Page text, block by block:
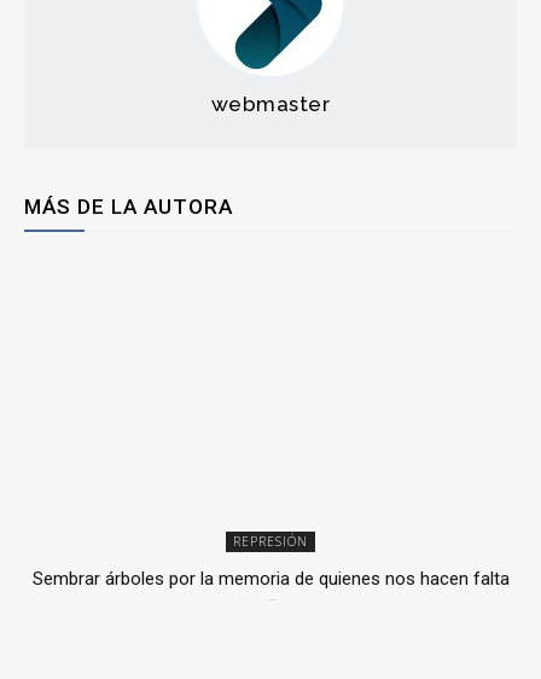
webmaster
MÁS DE LA AUTORA
REPRESIÓN
Sembrar árboles por la memoria de quienes nos hacen falta